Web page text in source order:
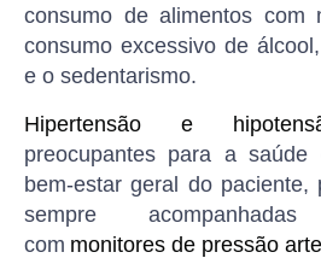
consumo de alimentos com
consumo excessivo de
e o sedentarismo.
Hipertensão e
preocupantes para a
bem-estar geral do paciente,
sempre
com monitores de pressão